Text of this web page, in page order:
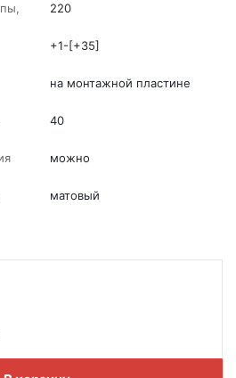
220
+1-[+35]
на монтажной пластине
40
можно
матовый